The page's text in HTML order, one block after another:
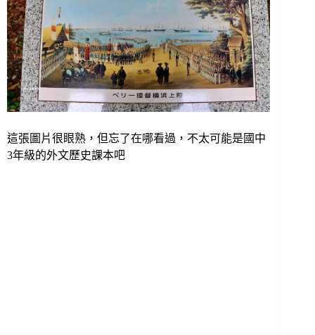
這張圖片很眼熟，但忘了在哪看過，不太可能是國中
3年級的外文歷史課本吧